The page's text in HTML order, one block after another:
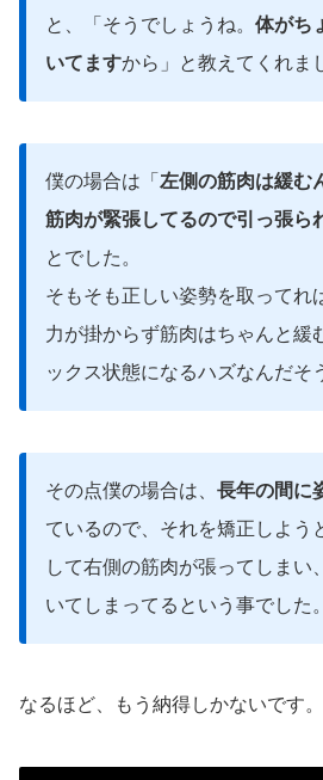
と、「そうでしょうね。 体がち
いてますから」と教えてくれま
僕の場合は「 左側の筋肉は緩む
筋肉が緊張してるので引っ張ら
とでした。
そもそも正しい姿勢を取ってれ
力が掛からず筋肉はちゃんと緩
ックス状態になるハズなんだそ
その点僕の場合は、 長年の間に
ているので、それを矯正しよう
して右側の筋肉が張ってしまい
いてしまってるという事でした。
なるほど、もう納得しかないです。